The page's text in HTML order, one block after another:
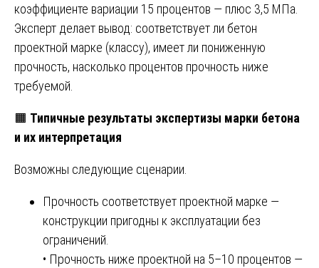
коэффициенте вариации 15 процентов — плюс 3,5 МПа.
Эксперт делает вывод: соответствует ли бетон
проектной марке (классу), имеет ли пониженную
прочность, насколько процентов прочность ниже
требуемой.
🟧 Типичные результаты экспертизы марки бетона
и их интерпретация
Возможны следующие сценарии.
Прочность соответствует проектной марке —
конструкции пригодны к эксплуатации без
ограничений.
• Прочность ниже проектной на 5–10 процентов —